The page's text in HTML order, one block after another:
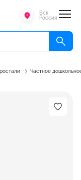
Вся
Россия
Частное